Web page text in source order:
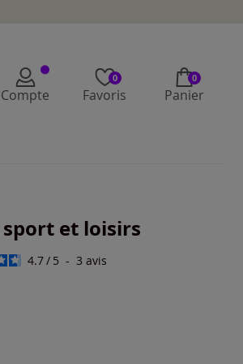
Compte
0
Favoris
0
Panier
et loisirs
4.7/ 5 - 3avis